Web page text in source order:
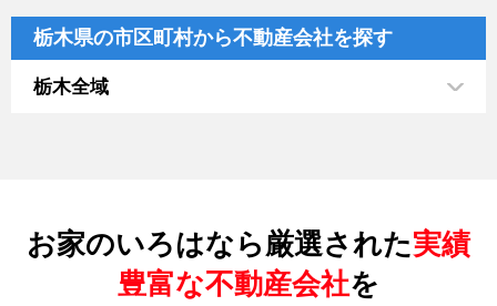
栃木県の市区町村から不動産会社を探す
栃木全域
お家のいろはなら厳選された実績
豊富な不動産会社を